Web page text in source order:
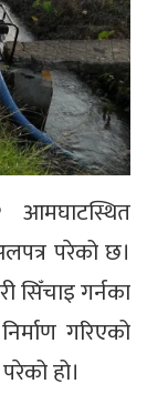
आमघाटस्थित
परेको छ।
सिँचाइ गर्नका
गरिएको
हो।